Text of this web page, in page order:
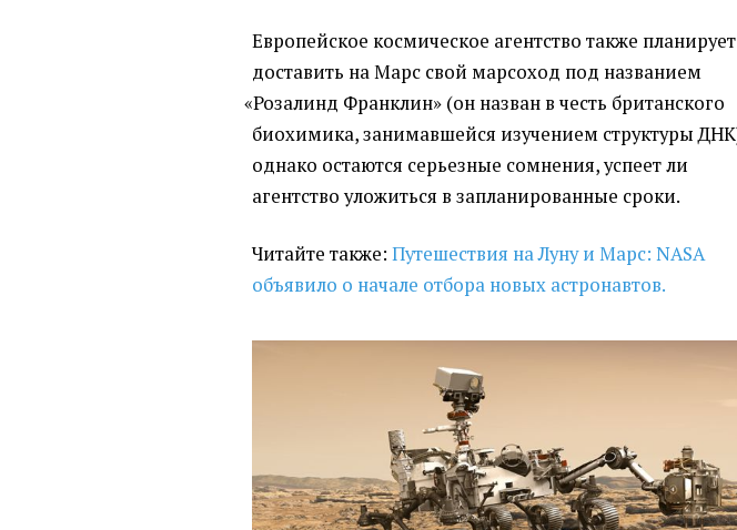
Европейское космическое агентство также планирует
доставить на Марс свой марсоход под названием
«Розалинд Франклин» (он назван в честь британского
биохимика, занимавшейся изучением структуры
однако остаются серьезные сомнения, успеет ли
агентство уложиться в запланированные сроки.
Читайте также:Путешествия на Луну и Марс: NASA
объявило о начале отбора новых астронавтов.